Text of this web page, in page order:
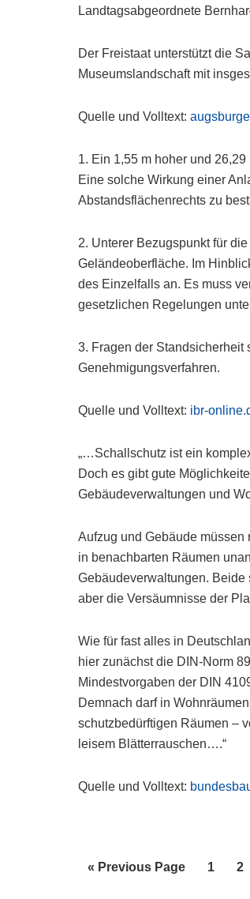
Landtagsabgeordnete
Der Freistaat unterstützt die
Museumslandschaft mit
Quelle und Volltext:
1. Ein 1,55 m hoher und
Eine solche Wirkung einer
Abstandsflächenrechts zu
2. Unterer Bezugspunkt für
Geländeoberfläche. Im
des Einzelfalls an. Es muss
gesetzlichen Regelungen
3. Fragen der Standsicherheit
Genehmigungsverfahren.
Quelle und Volltext: ibr-
„…Schallschutz ist ein
Doch es gibt gute
Gebäudeverwaltungen und
Aufzug und Gebäude
in benachbarten Räumen
Gebäudeverwaltungen. Beide
aber die Versäumnisse der
Wie für fast alles in
hier zunächst die DIN-Norm
Mindestvorgaben der DIN
Demnach darf in
schutzbedürftigen Räumen –
leisem Blätterrauschen….“
Quelle und Volltext:
« Go
Previous Page Page
1 2